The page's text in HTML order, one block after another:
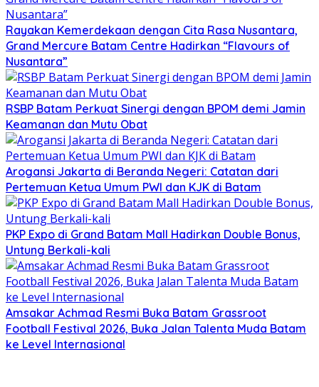
Rayakan Kemerdekaan dengan Cita Rasa Nusantara,
Grand Mercure Batam Centre Hadirkan “Flavours of
Nusantara”
RSBP Batam Perkuat Sinergi dengan BPOM demi Jamin
Keamanan dan Mutu Obat
Arogansi Jakarta di Beranda Negeri: Catatan dari
Pertemuan Ketua Umum PWI dan KJK di Batam
PKP Expo di Grand Batam Mall Hadirkan Double Bonus,
Untung Berkali-kali
Amsakar Achmad Resmi Buka Batam Grassroot
Football Festival 2026, Buka Jalan Talenta Muda Batam
ke Level Internasional